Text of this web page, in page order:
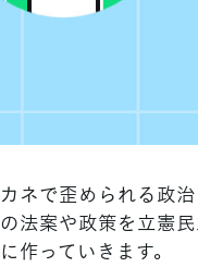
カネで歪められる政
の法案や政策を立憲民
に作っていきます。